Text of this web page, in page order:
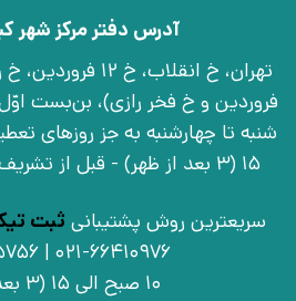
آدرس دفتر مرکز شهر
15 (3 بعد از ظهر) - قبل از تشریف آوردن تماس بگیرید
سریعترین روش پشتیبانی ثبت
021-66410976 | 09030925756
10 صبح الی 15 (3 بعد از ظهر)